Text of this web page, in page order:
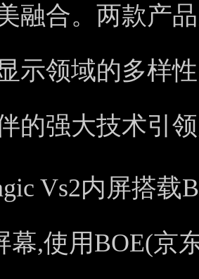
融合。两款产
示领域的多样
的强大技术引
Vs2内屏搭载
幕,使用BOE(京